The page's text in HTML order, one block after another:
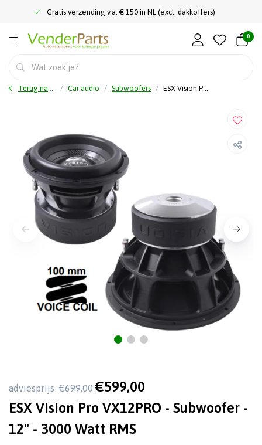
Gratis verzending v.a. € 150 in NL (excl. dakkoffers)
0
Terug naar home Car audio Subwoofers ESX Vision Pro VX12PRO - Subwoofer - 12" - 3000 Watt RMS
adviesprijs €699,00 €599,00
ESX Vision Pro VX12PRO - Subwoofer -
12" - 3000 Watt RMS